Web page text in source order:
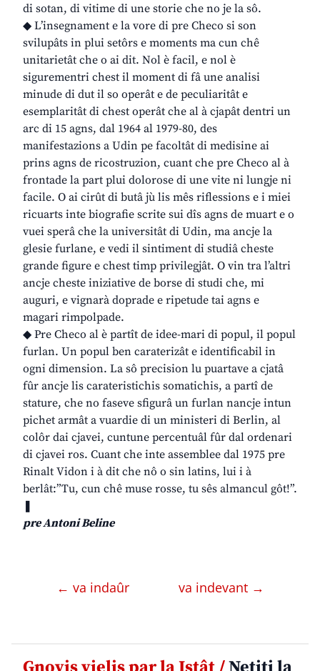
di sotan, di vitime di une storie che no je la sô.
◆ L’insegnament e la vore di pre Checo si son
svilupâts in plui setôrs e moments ma cun chê
unitarietât che o ai dit. Nol è facil, e nol è
sigurementri chest il moment di fâ une analisi
minude di dut il so operât e de peculiaritât e
esemplaritât di chest operât che al à cjapât dentri un
arc di 15 agns, dal 1964 al 1979-80, des
manifestazions a Udin pe facoltât di medisine ai
prins agns de ricostruzion, cuant che pre Checo al à
frontade la part plui dolorose di une vite ni lungje ni
facile. O ai cirût di butâ jù lis mês riflessions e i miei
ricuarts inte biografie scrite sui dîs agns de muart e o
vuei sperâ che la universitât di Udin, ma ancje la
glesie furlane, e vedi il sintiment di studiâ cheste
grande figure e chest timp privilegjât. O vin tra l’altri
ancje cheste iniziative de borse di studi che, mi
auguri, e vignarà doprade e ripetude tai agns e
magari rimpolpade.
◆ Pre Checo al è partît de idee-mari di popul, il popul
furlan. Un popul ben caraterizât e identificabil in
ogni dimension. La sô precision lu puartave a cjatâ
fûr ancje lis carateristichis somatichis, a partî de
stature, che no faseve sfigurâ un furlan nancje intun
pichet armât a vuardie di un ministeri di Berlin, al
colôr dai cjavei, cuntune percentuâl fûr dal ordenari
di cjavei ros. Cuant che inte assemblee dal 1975 pre
Rinalt Vidon i à dit che nô o sin latins, lui i à
berlât:”Tu, cun chê muse rosse, tu sês almancul gôt!”.
pre Antoni Beline
← va indaûr va indevant →